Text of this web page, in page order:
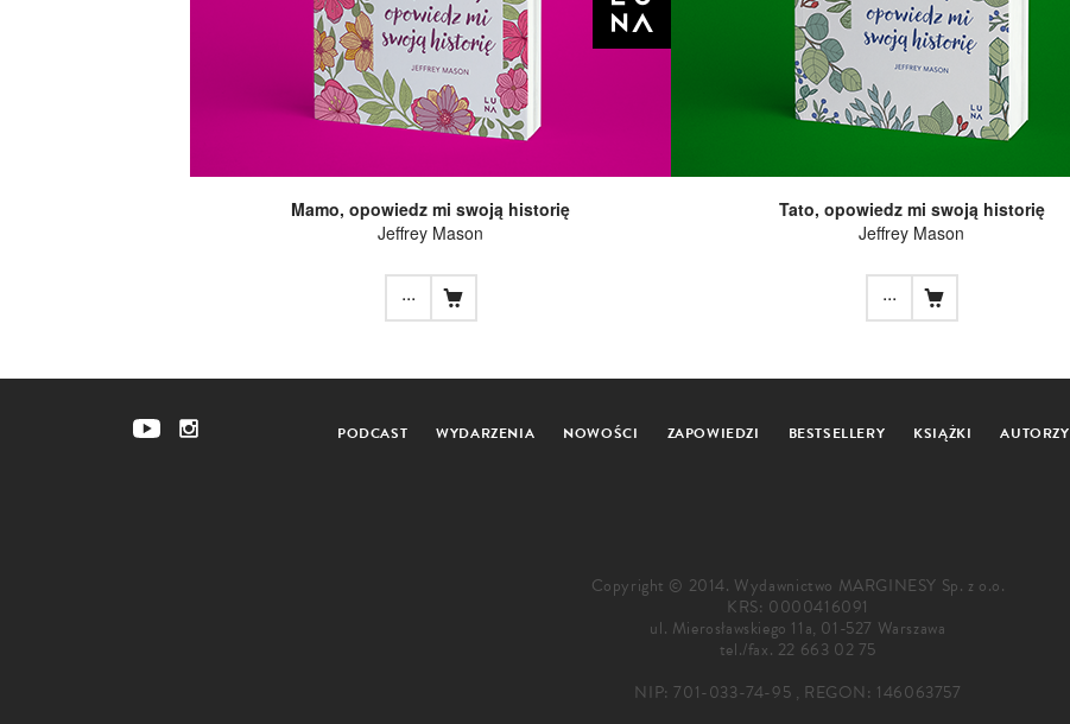
Mamo, opowiedz mi swoją historię
Jeffrey Mason
...
Tato, opowiedz mi swoją historię
Jeffrey Mason
...
PODCAST WYDARZENIA NOWOŚCI ZAPOWIEDZI BESTSELLERY KSIĄŻKI AUTORZY
Copyright © 2014. Wydawnictwo MARGINESY Sp. z o.o.
KRS: 0000416091
ul. Mierosławskiego 11a, 01-527 Warszawa
tel./fax. 22 663 02 75
NIP: 701-033-74-95 , REGON: 146063757